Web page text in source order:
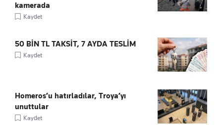
kamerada
Kaydet
50 BİN TL TAKSİT, 7 AYDA TESLİM
Kaydet
Homeros’u hatırladılar, Troya’yı
unuttular
Kaydet